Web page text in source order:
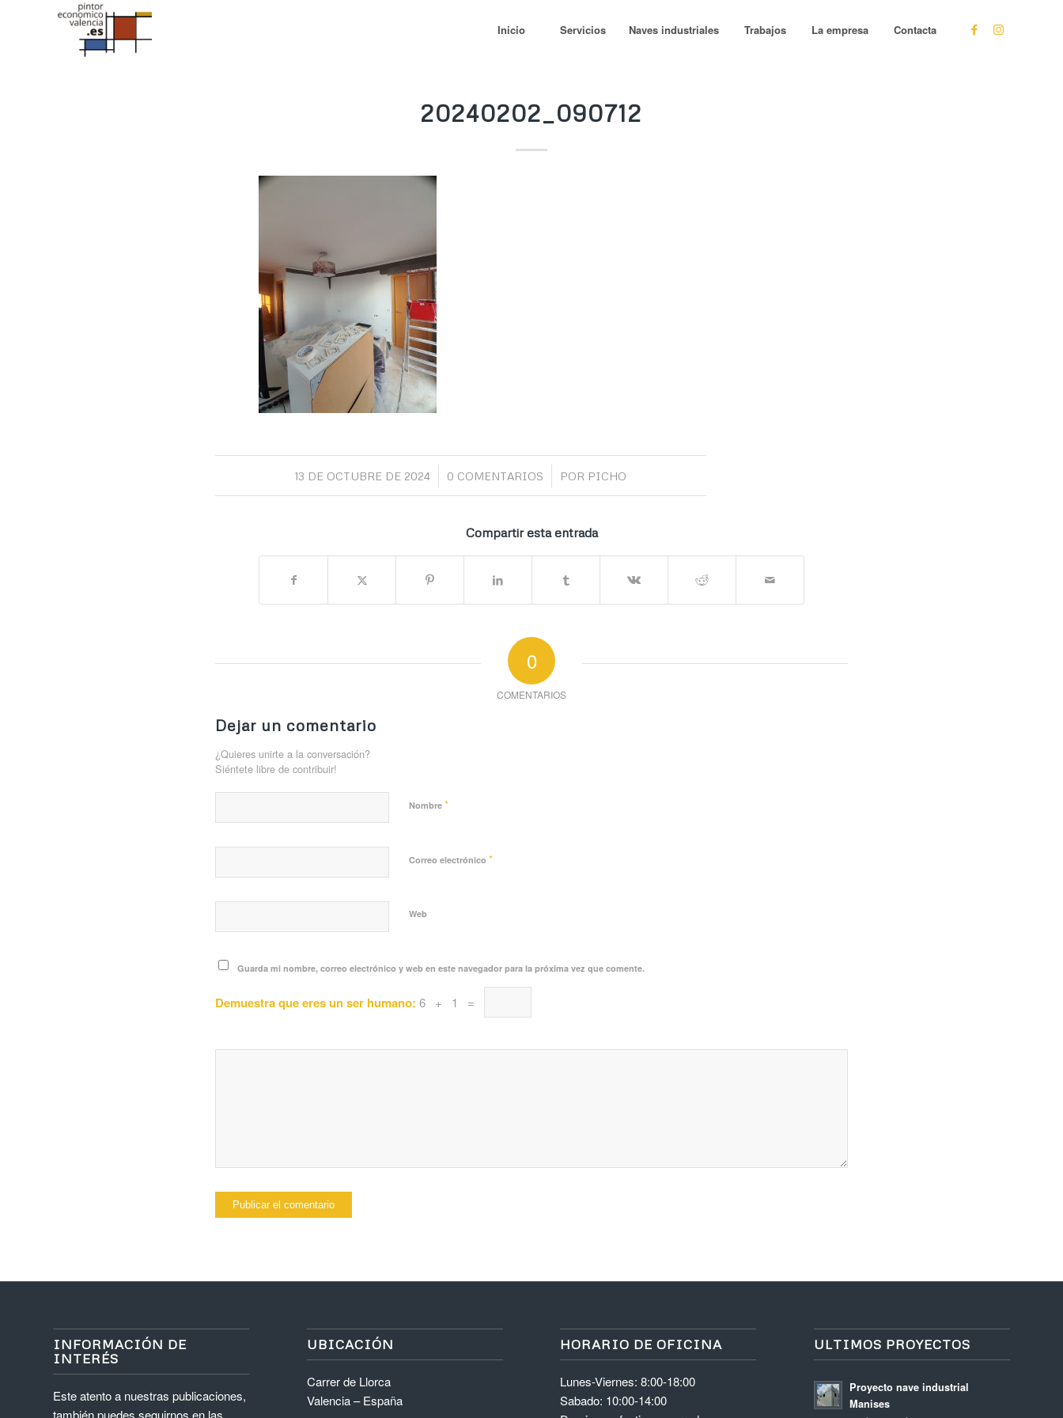
Inicio Servicios Naves industriales Trabajos La empresa Contacta
20240202_090712
13 DE OCTUBRE DE 2024
/ 0 COMENTARIOS
/ POR PICHO
Compartir esta entrada
0
COMENTARIOS
Dejar un comentario
¿Quieres unirte a la conversación?
Siéntete libre de contribuir!
Nombre *
Correo electrónico *
Web
Guarda mi nombre, correo electrónico y web en este navegador para la próxima vez que comente.
Demuestra que eres un ser humano: 6 + 1 =
INFORMACIÓN DE
INTERÉS
Este atento a nuestras publicaciones,
UBICACIÓN
Carrer de Llorca
Valencia – España
HORARIO DE OFICINA
Lunes-Viernes: 8:00-18:00
Sabado: 10:00-14:00
ULTIMOS PROYECTOS
Proyecto nave industrial
Manises